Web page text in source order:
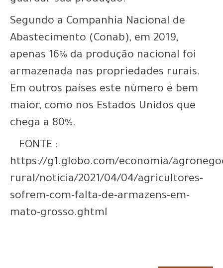
Segundo a Companhia Nacional de
Abastecimento (Conab), em 2019,
apenas 16% da produção nacional foi
armazenada nas propriedades rurais.
Em outros países este número é bem
maior, como nos Estados Unidos que
chega a 80%.
FONTE :
https://g1.globo.com/economia/
rural/noticia/2021/04/04/agricultores-
sofrem-com-falta-de-armazens-em-
mato-grosso.ghtml